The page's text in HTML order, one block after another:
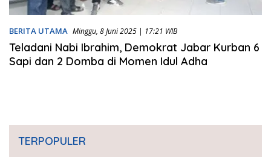
BERITA UTAMA Minggu, 8 Juni 2025 | 17:21 WIB
Teladani Nabi Ibrahim, Demokrat Jabar Kurban 6
Sapi dan 2 Domba di Momen Idul Adha
TERPOPULER